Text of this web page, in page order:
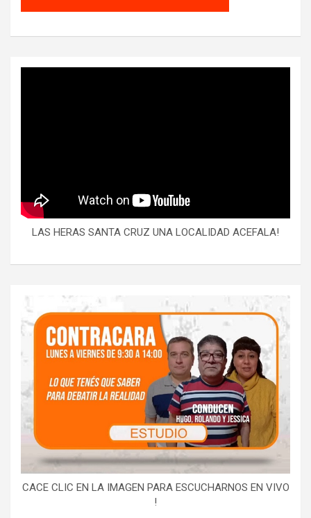
LAS HERAS SANTA CRUZ UNA LOCALIDAD ACEFALA!
CACE CLIC EN LA IMAGEN PARA ESCUCHARNOS EN VIVO
!